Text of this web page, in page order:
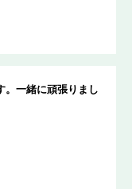
。一緒に頑張りまし